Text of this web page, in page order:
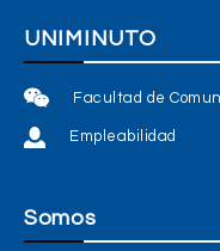
UNIMINUTO
Facultad de
Empleabilidad
Somos